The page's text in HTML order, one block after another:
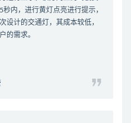
内，进行黄灯点亮进行提示，
设计的交通灯，其成本较低，
的需求。